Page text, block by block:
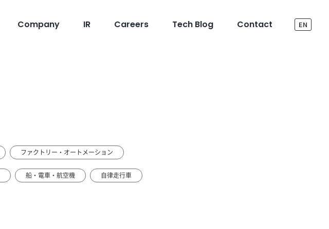
Company IR Careers Tech Blog Contact EN
ファクトリー・オートメーション
船・電車・航空機 自律走行車